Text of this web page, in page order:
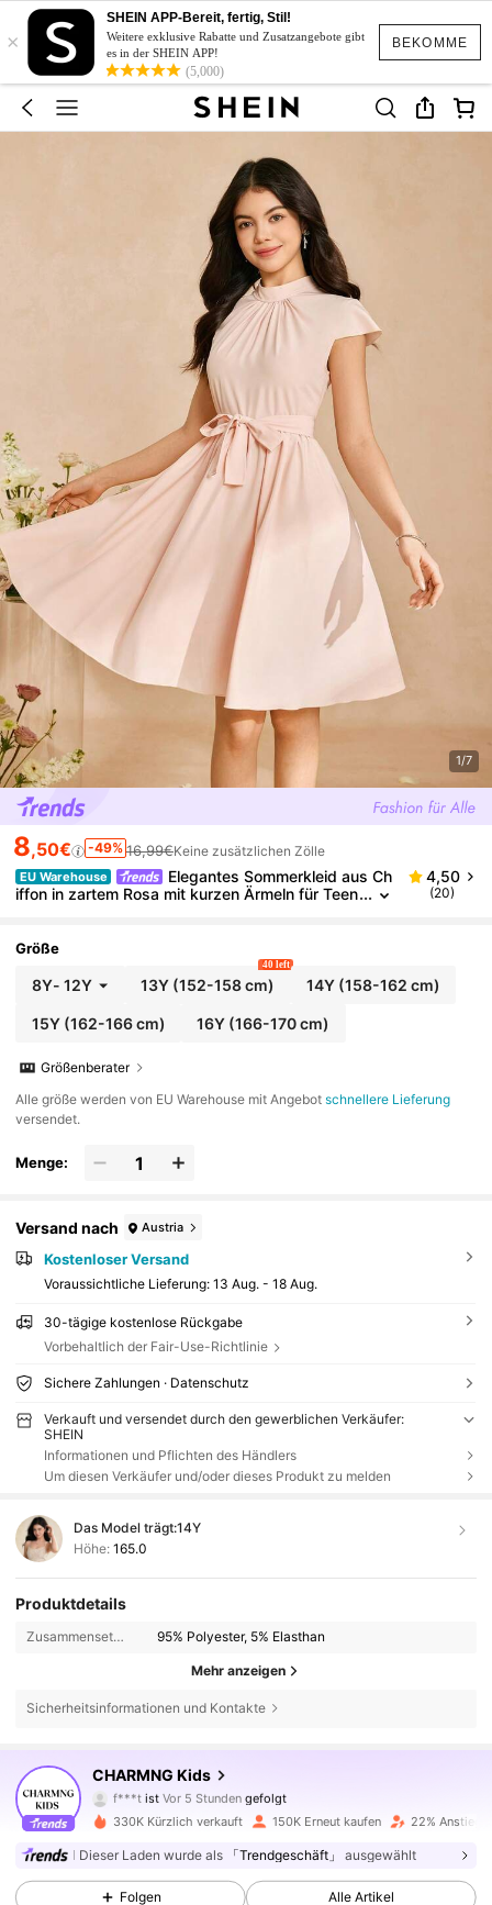
BEKOMME
×
SHEIN APP-Bereit, fertig, Stil!
Weitere exklusive Rabatte und Zusatzangebote gibt
es in der SHEIN APP!
(5,000)
1/7
8,50€ -49% 16,99€Keine zusätzlichen Zölle
EU Warehouse
Elegantes Sommerkleid aus Ch
iffon in zartem Rosa mit kurzen Ärmeln für Teen
arben
4,50
(20)
Größe
8Y- 12Y 13Y (152-158 cm)
40 left
14Y (158-162 cm)
15Y(162-166 cm) 16Y (166-170 cm)
Größenberater
Alle größe werden von EU Warehouse mit Angebotschnellere Lieferung
versendet.
Menge:
Versand nach Austria
Kostenloser Versand
Voraussichtliche Lieferung: 13 Aug. - 18 Aug.
30-tägige kostenlose Rückgabe
Vorbehaltlich der Fair-Use-Richtlinie
Sichere Zahlungen · Datenschutz
Verkauft und versendet durch den gewerblichen Verkäufer:
SHEIN
Informationen und Pflichten des Händlers
Um diesen Verkäufer und/oder dieses Produkt zu melden
Das Model trägt:14Y
Höhe: 165.0
Produktdetails
Zusammensetzung: 95% Polyester, 5% Elasthan
Mehr anzeigen
Sicherheitsinformationen und Kontakte
CHARMNG Kids
f***tistVor 5 Stunden
S***Cist am Durchsuchen
4,82
128K Follower
4,82 128K Follower
330K Kürzlich verkauft 150K Erneut kaufen 22% Anstieg
Dieser Laden wurde als 「Trendgeschäft」 ausgewählt
Folgen Alle Artikel